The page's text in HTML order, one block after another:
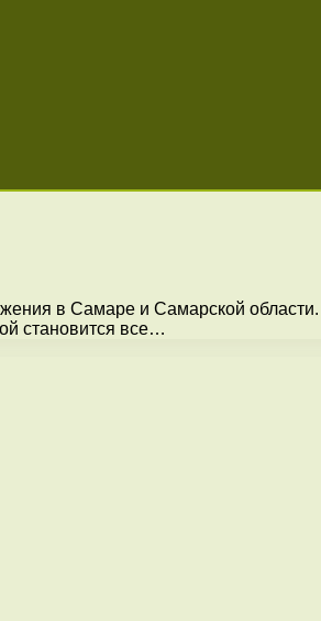
в Самаре и Самарской
становится все…